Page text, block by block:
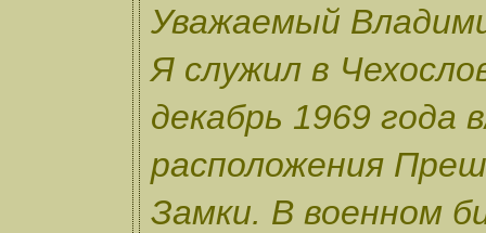
Уважаемый
Я служил в
декабрь 1969 года
расположения
Замки. В военном